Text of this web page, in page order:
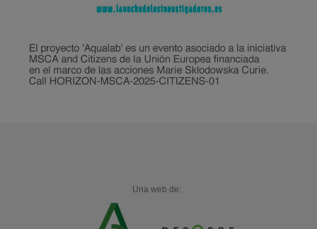
Una web de: